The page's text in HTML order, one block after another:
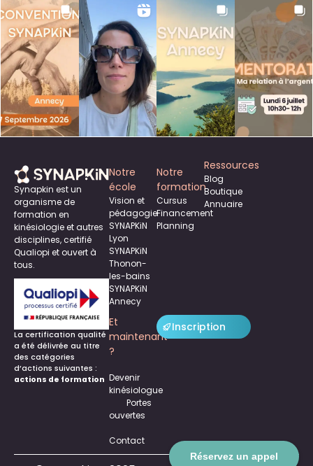
Réservez un appel
Synapkin est un
organisme de
formation en
kinésiologie et autres
disciplines, certifié
Qualiopi et ouvert à
tous.
La certification qualité
a été délivrée au titre
des catégories
d’actions suivantes :
actions de formation
Notre
école
Vision et
pédagogie
SYNAPKiN
Lyon
SYNAPKiN
Thonon-
les-bains
SYNAPKiN
Annecy
Notre
formation
Cursus
Financement
Planning
Et
maintenant
?
Devenir
kinésiologue
Portes
ouvertes
Contact
Inscription
Ressources
Blog
Boutique
Annuaire